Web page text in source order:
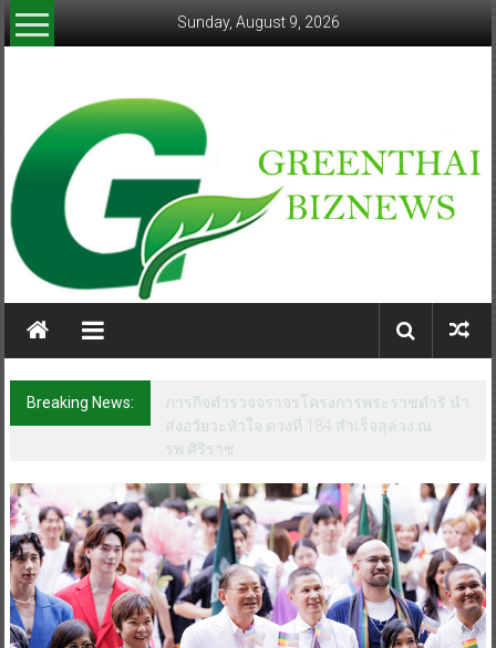
Skip
to
Sunday, August 9, 2026
greenthaibiznews.com
Breaking News:
ภารกิจตำรวจจราจรโครงการพระราชดำริ นำ
ส่งอวัยวะหัวใจ ดวงที่ 184 สำเร็จลุล่วง ณ
รพ.ศิริราช